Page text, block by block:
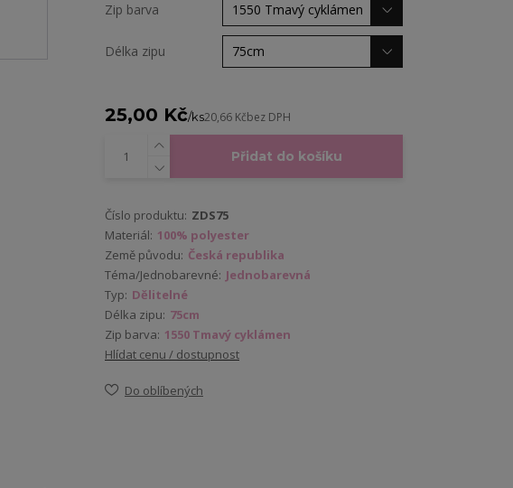
Zip barva
Délka zipu
25,00 Kč/ks20,66 Kčbez DPH
Přidat do košíku
Číslo produktu: ZDS75
Materiál: 100% polyester
Země původu: Česká republika
Téma/Jednobarevné: Jednobarevná
Typ: Dělitelné
Délka zipu: 75cm
Zip barva: 1550 Tmavý cyklámen
Hlídat cenu / dostupnost
Do oblíbených